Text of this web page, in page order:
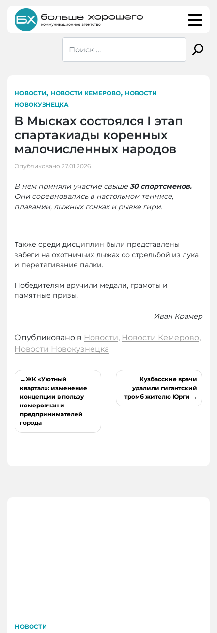
content
НОВОСТИ, НОВОСТИ КЕМЕРОВО, НОВОСТИ
НОВОКУЗНЕЦКА
В Мысках состоялся I этап
спартакиады коренных
малочисленных народов
Опубликовано 27.01.2026
В нем приняли участие свыше 30 спортсменов.
Они соревновались в настольном теннисе,
плавании, лыжных гонках и рывке гири.
Также среди дисциплин были представлены
забеги на охотничьих лыжах со стрельбой из лука
и перетягивание палки.
Победителям вручили медали, грамоты и
памятные призы.
Иван Крамер
Опубликовано в Новости, Новости Кемерово,
Новости Новокузнецка
Навигация
по
записям
ЖК «Уютный
квартал»: изменение
концепции в пользу
кемеровчан и
предпринимателей
города
Кузбасские врачи
удалили гигантский
тромб жителю Юрги
НОВОСТИ